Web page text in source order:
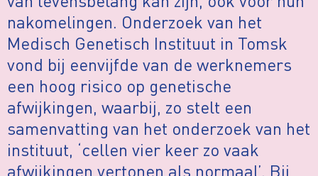
nakomelingen. Onderzoek van het
Medisch Genetisch Instituut in Tomsk
vond bij eenvijfde van de werknemers
een hoog risico op genetische
afwijkingen, waarbij, zo stelt een
samenvatting van het onderzoek van het
instituut, ‘cellen vier keer zo vaak
afwijkingen vertonen als normaal’. Bij